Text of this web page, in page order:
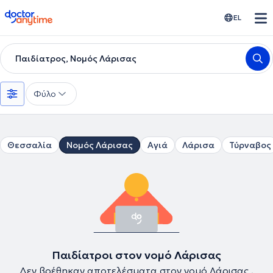
doctoranytime EL
Παιδίατρος, Νομός Λάρισας
Φύλο
Θεσσαλία Νομός Λάρισας Αγιά Λάρισα Τύρναβος
Παιδίατροι στον νομό Λάρισας
Δεν βρέθηκαν αποτελέσματα στον νομό Λάρισας .